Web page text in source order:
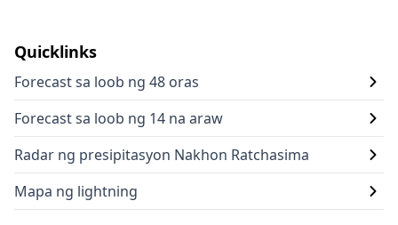
Quicklinks
Forecast sa loob ng 48 oras
Forecast sa loob ng 14 na araw
Radar ng presipitasyon Nakhon Ratchasima
Mapa ng lightning